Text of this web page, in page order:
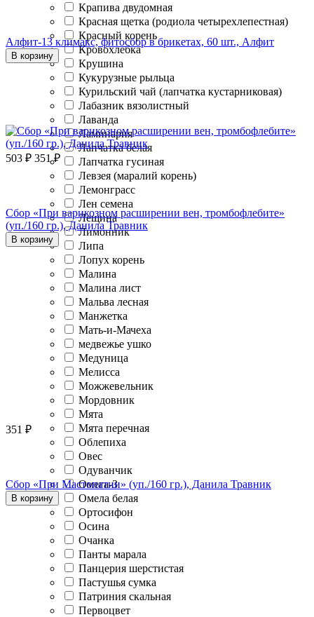
Крапива двудомная
Красная щетка (родиола четырехлепестная)
Красный корень
Кровохлебка
Крушина
Кукурузные рыльца
Курильский чай (лапчатка кустарниковая)
Лабазник вязолистный
Лаванда
Ламинария
Лапчатка белая
Лапчатка гусиная
Левзея (маралий корень)
Лемонграсс
Лен семена
Лещина
Лимонник
Липа
Лопух корень
Малина
Малина лист
Мальва лесная
Манжетка
Мать-и-Мачеха
медвежье ушко
Медуница
Мелисса
Можжевельник
Мордовник
Мята
Мята перечная
Облепиха
Овес
Одуванчик
Омега-3
Омела белая
Ортосифон
Осина
Очанка
Панты марала
Панцерия шерстистая
Пастушья сумка
Патриния скальная
Первоцвет
Алфит-13 климакс, фитосбор в брикетах, 60 шт., Алфит
В корзину
503 ₽ 351 ₽
Сбор «При варикозном расширении вен, тромбофлебите»
(уп./160 гр.), Данила Травник
В корзину
351 ₽
Сбор «При Мастопатии» (уп./160 гр.), Данила Травник
В корзину